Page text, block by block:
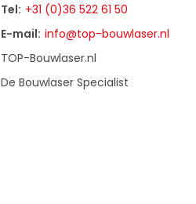
Tel: +31 (0)36 522 61 50
E-mail: info@top-bouwlaser.nl
TOP-Bouwlaser.nl
De Bouwlaser Specialist